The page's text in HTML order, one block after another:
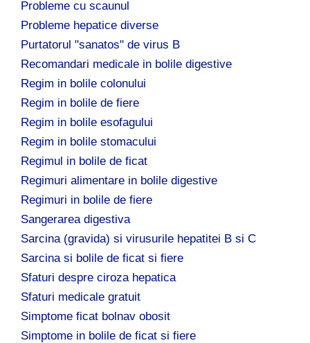
Probleme cu scaunul
Probleme hepatice diverse
Purtatorul "sanatos" de virus B
Recomandari medicale in bolile digestive
Regim in bolile colonului
Regim in bolile de fiere
Regim in bolile esofagului
Regim in bolile stomacului
Regimul in bolile de ficat
Regimuri alimentare in bolile digestive
Regimuri in bolile de fiere
Sangerarea digestiva
Sarcina (gravida) si virusurile hepatitei B si C
Sarcina si bolile de ficat si fiere
Sfaturi despre ciroza hepatica
Sfaturi medicale gratuit
Simptome ficat bolnav obosit
Simptome in bolile de ficat si fiere